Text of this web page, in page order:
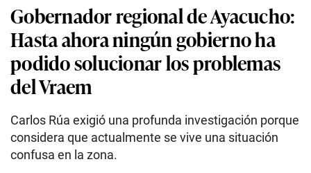
Gobernador regional de Ayacucho:
Hasta ahora ningún gobierno ha
podido solucionar los problemas
del Vraem
Carlos Rúa exigió una profunda investigación porque
considera que actualmente se vive una situación
confusa en la zona.